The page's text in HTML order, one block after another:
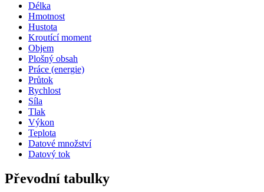
Délka
Hmotnost
Hustota
Kroutící moment
Objem
Plošný obsah
Práce (energie)
Průtok
Rychlost
Síla
Tlak
Výkon
Teplota
Datové množství
Datový tok
Převodní tabulky